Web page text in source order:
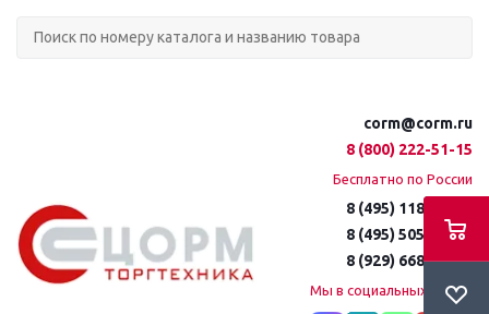
corm@corm.ru
8 (800) 222-51-15
Бесплатно по России
8 (495) 118-61-16
8 (495) 505-51-15
8 (929) 668-95-35
Мы в социальных сетях: